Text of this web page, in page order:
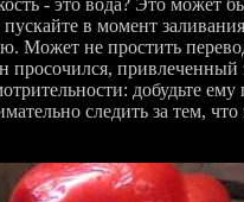
- это вода? Это может
в момент
Может не простить
просочился, привлеченный
добудьте ему
следить за тем,